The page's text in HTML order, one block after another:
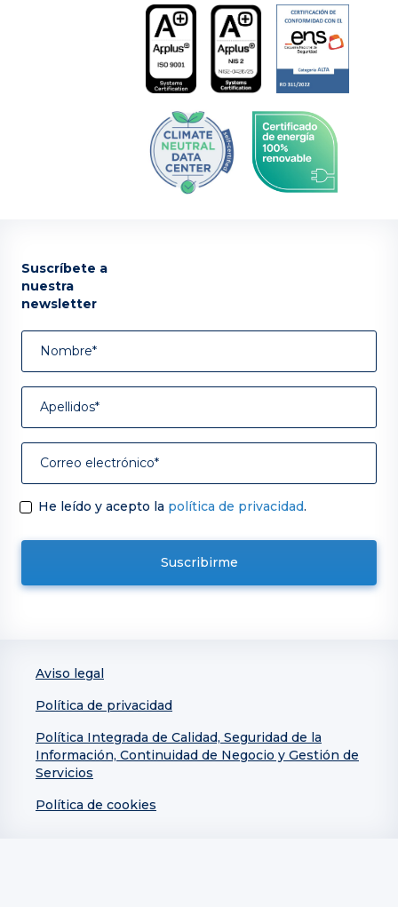
Suscríbete a
nuestra
newsletter
He leído y acepto la política de privacidad.
Aviso legal
Política de privacidad
Política Integrada de Calidad, Seguridad de la
Información, Continuidad de Negocio y Gestión de
Servicios
Política de cookies